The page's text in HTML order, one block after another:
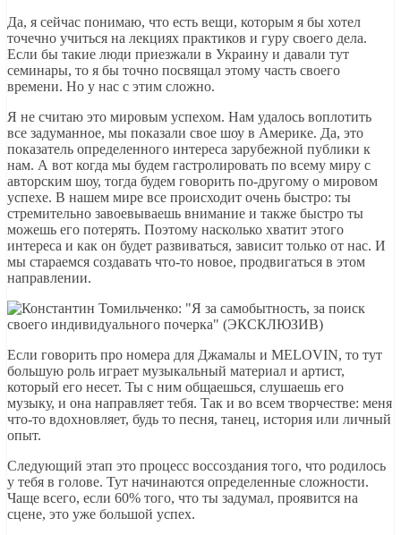
Да, я сейчас понимаю, что есть вещи, которым я бы хотел
точечно учиться на лекциях практиков и гуру своего дела.
Если бы такие люди приезжали в Украину и давали тут
семинары, то я бы точно посвящал этому часть своего
времени. Но у нас с этим сложно.
Я не считаю это мировым успехом. Нам удалось воплотить
все задуманное, мы показали свое шоу в Америке. Да, это
показатель определенного интереса зарубежной публики к
нам. А вот когда мы будем гастролировать по всему миру с
авторским шоу, тогда будем говорить по-другому о мировом
успехе. В нашем мире все происходит очень быстро: ты
стремительно завоевываешь внимание и также быстро ты
можешь его потерять. Поэтому насколько хватит этого
интереса и как он будет развиваться, зависит только от нас. И
мы стараемся создавать что-то новое, продвигаться в этом
направлении.
Если говорить про номера для Джамалы и MELOVIN, то тут
большую роль играет музыкальный материал и артист,
который его несет. Ты с ним общаешься, слушаешь его
музыку, и она направляет тебя. Так и во всем творчестве: меня
что-то вдохновляет, будь то песня, танец, история или личный
опыт.
Следующий этап это процесс воссоздания того, что родилось
у тебя в голове. Тут начинаются определенные сложности.
Чаще всего, если 60% того, что ты задумал, проявится на
сцене, это уже большой успех.